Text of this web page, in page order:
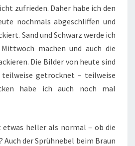
zufrieden. Daher habe ich den
nochmals abgeschliffen und
Sand und Schwarz werde ich
machen und auch die
Die Bilder von heute sind
teilweise getrocknet – teilweise
habe ich auch noch mal
etwas heller als normal – ob die
Auch der Sprühnebel beim Braun